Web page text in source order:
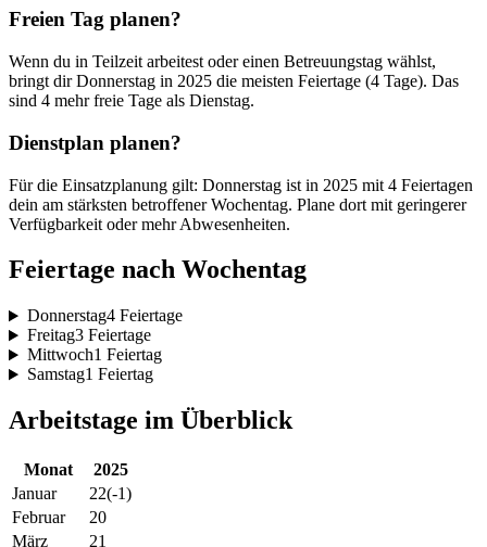
Freien Tag planen?
Wenn du in Teilzeit arbeitest oder einen Betreuungstag wählst,
bringt dir Donnerstag in 2025 die meisten Feiertage (4 Tage). Das
sind 4 mehr freie Tage als Dienstag.
Dienstplan planen?
Für die Einsatzplanung gilt: Donnerstag ist in 2025 mit 4 Feiertagen
dein am stärksten betroffener Wochentag. Plane dort mit geringerer
Verfügbarkeit oder mehr Abwesenheiten.
Feiertage nach Wochentag
Donnerstag4 Feiertage
Freitag3 Feiertage
Mittwoch1 Feiertag
Samstag1 Feiertag
Arbeitstage im Überblick
Monat
2025
Januar
22(-1)
Februar
20
März
21